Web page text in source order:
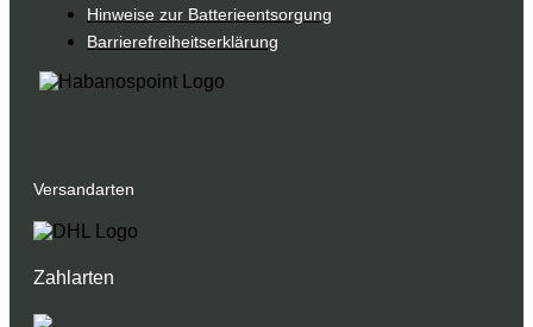
Hinweise zur Batterieentsorgung
Barrierefreiheitserklärung
Versandarten
Zahlarten